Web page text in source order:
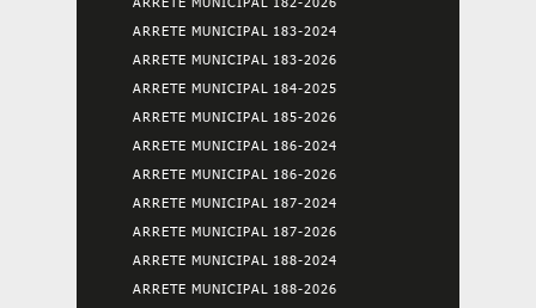
ARRETE MUNICIPAL 183-2024
ARRETE MUNICIPAL 183-2026
ARRETE MUNICIPAL 184-2025
ARRETE MUNICIPAL 185-2026
ARRETE MUNICIPAL 186-2024
ARRETE MUNICIPAL 186-2026
ARRETE MUNICIPAL 187-2024
ARRETE MUNICIPAL 187-2026
ARRETE MUNICIPAL 188-2024
ARRETE MUNICIPAL 188-2026